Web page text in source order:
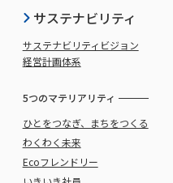
サステナビリティ
サステナビリティビジョン
経営計画体系
5つのマテリアリティ
ひとをつなぎ、まちをつくる
わくわく未来
Ecoフレンドリー